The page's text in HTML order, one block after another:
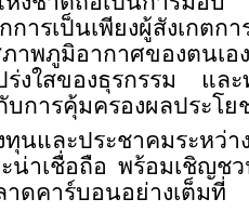
ารเป็นเพียงผู้สังเกตก
าพภูมิอากาศของตนเอ
ใสของธุรกรรม และ
การคุ้มครองผลประโย
และประชาคมระหว่า
น่าเชื่อถือ พร้อมเชิญช
ดคาร์บอนอย่างเต็มที่